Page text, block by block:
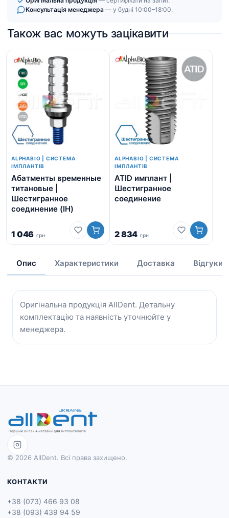
Консультація менеджера — у будні 10:00–18:00.
Також вас можуть зацікавити
ALPHABIO | СИСТЕМА
ІМПЛАНТІВ
Абатменты временные
титановые |
Шестигранное
соединение (IH)
1 046 грн
ALPHABIO | СИСТЕМА
ІМПЛАНТІВ
ATID имплант |
Шестигранное
соединение
2 834 грн
Опис Характеристики Доставка Відгуки
Оригінальна продукція AllDent. Детальну
комплектацію та наявність уточнюйте у
менеджера.
© 2026 AllDent. Всі права захищено.
КОНТАКТИ
+38 (073) 466 93 08
+38 (093) 439 94 59